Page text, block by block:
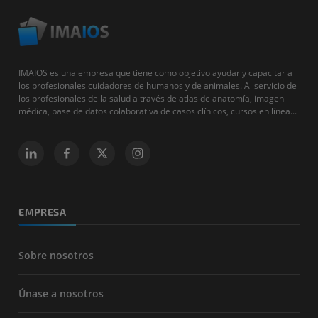
IMAIOS es una empresa que tiene como objetivo ayudar y capacitar a
los profesionales cuidadores de humanos y de animales. Al servicio de
los profesionales de la salud a través de atlas de anatomía, imagen
médica, base de datos colaborativa de casos clínicos, cursos en línea...
EMPRESA
Sobre nosotros
Únase a nosotros